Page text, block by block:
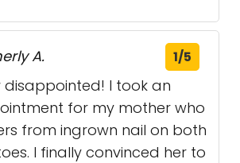
A. 1/5
disappointed! I took an
for my mother who
from ingrown nail on both
I finally convinced her to